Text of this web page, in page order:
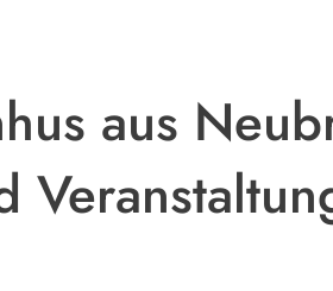
aus